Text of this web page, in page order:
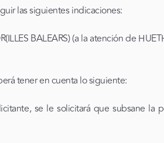
las siguientes indicaciones:
BALEARS) (a la atención de
tener en cuenta lo siguiente:
se le solicitará que subsane la